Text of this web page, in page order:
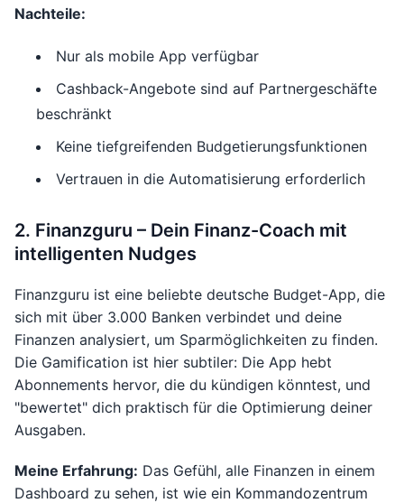
Nachteile:
Nur als mobile App verfügbar
Cashback-Angebote sind auf Partnergeschäfte
beschränkt
Keine tiefgreifenden Budgetierungsfunktionen
Vertrauen in die Automatisierung erforderlich
2. Finanzguru – Dein Finanz-Coach mit
intelligenten Nudges
Finanzguru ist eine beliebte deutsche Budget-App, die
sich mit über 3.000 Banken verbindet und deine
Finanzen analysiert, um Sparmöglichkeiten zu finden.
Die Gamification ist hier subtiler: Die App hebt
Abonnements hervor, die du kündigen könntest, und
"bewertet" dich praktisch für die Optimierung deiner
Ausgaben.
Meine Erfahrung: Das Gefühl, alle Finanzen in einem
Dashboard zu sehen, ist wie ein Kommandozentrum